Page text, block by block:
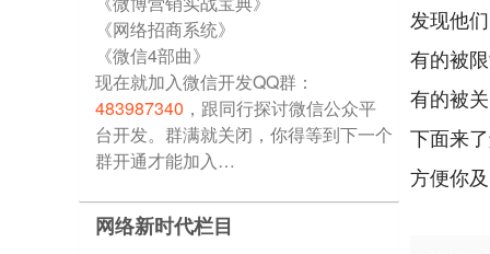
《网络招商系统》
《微信4部曲》
现在就加入微信开发QQ群：
483987340 ，跟同行探讨微信公众平
台开发。群满就关闭，你得等到下一个
群开通才能加入…
网络新时代栏目
发现他
有的被
有的被
下面来
方便你